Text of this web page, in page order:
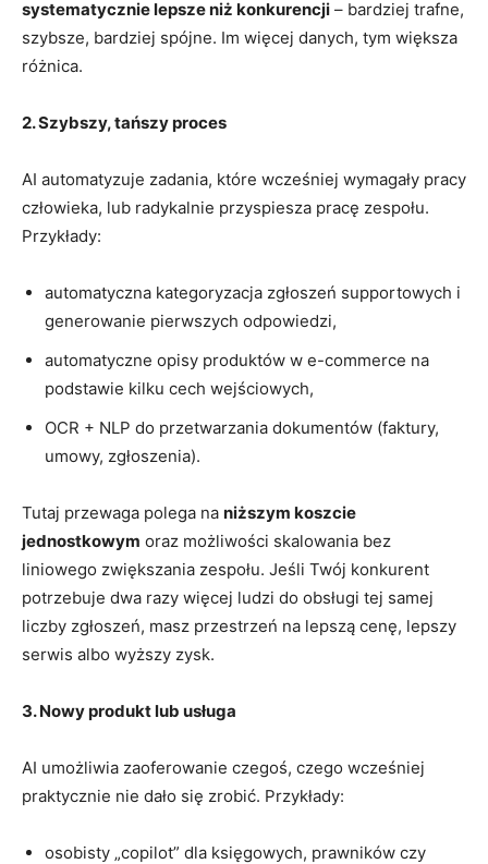
systematycznie lepsze niż konkurencji – bardziej trafne,
szybsze, bardziej spójne. Im więcej danych, tym większa
różnica.
2. Szybszy, tańszy proces
AI automatyzuje zadania, które wcześniej wymagały pracy
człowieka, lub radykalnie przyspiesza pracę zespołu.
Przykłady:
automatyczna kategoryzacja zgłoszeń supportowych i
generowanie pierwszych odpowiedzi,
automatyczne opisy produktów w e-commerce na
podstawie kilku cech wejściowych,
OCR + NLP do przetwarzania dokumentów (faktury,
umowy, zgłoszenia).
Tutaj przewaga polega na niższym koszcie
jednostkowym oraz możliwości skalowania bez
liniowego zwiększania zespołu. Jeśli Twój konkurent
potrzebuje dwa razy więcej ludzi do obsługi tej samej
liczby zgłoszeń, masz przestrzeń na lepszą cenę, lepszy
serwis albo wyższy zysk.
3. Nowy produkt lub usługa
AI umożliwia zaoferowanie czegoś, czego wcześniej
praktycznie nie dało się zrobić. Przykłady:
osobisty „copilot” dla księgowych, prawników czy